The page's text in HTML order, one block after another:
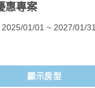
惠專案
01/01 ~ 2027/01/31
顯示房型